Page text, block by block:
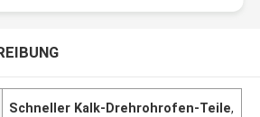
Schneller Kalk-Drehrohrofen-Teile,